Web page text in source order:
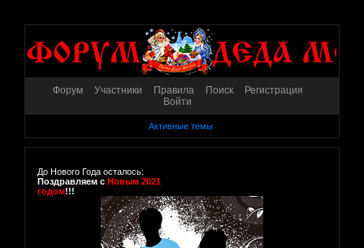
Форум Участники Правила Поиск
Регистрация
Войти
Активные темы
До Нового Года осталось:
Поздравляем с Новым 2021
годом!!!